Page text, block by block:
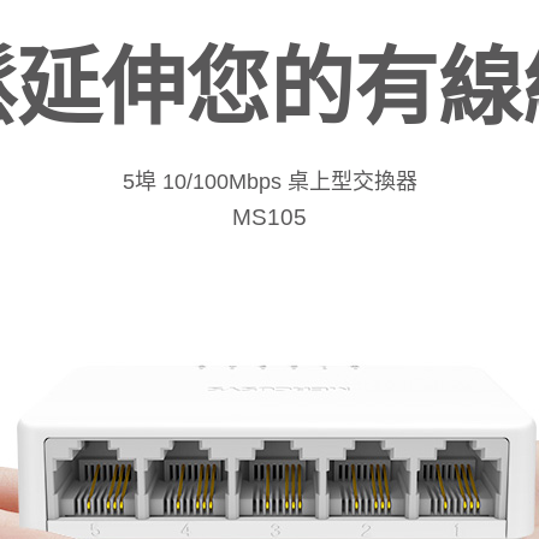
伸您的有
5埠 10/100Mbps 桌上型交換器
MS105